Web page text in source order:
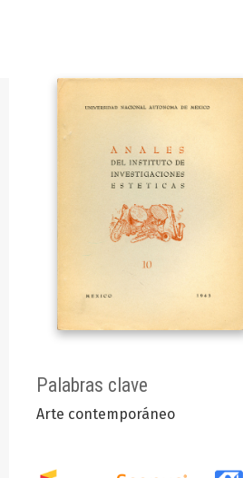
Palabras clave
Arte contemporáneo